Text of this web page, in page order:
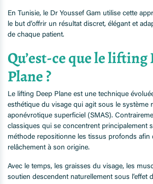
En Tunisie, le Dr Youssef Gam utilise cette
le but d’offrir un résultat discret, élégant et
de chaque patient.
Qu’est-ce que le lifting
Plane ?
Le lifting Deep Plane est une technique
esthétique du visage qui agit sous le système
aponévrotique superficiel (SMAS).
classiques qui se concentrent principalement
méthode repositionne les tissus profonds afin
relâchement à son origine.
Avec le temps, les graisses du visage, les
soutien descendent naturellement sous l’effet